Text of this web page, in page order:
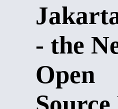
- the
Open